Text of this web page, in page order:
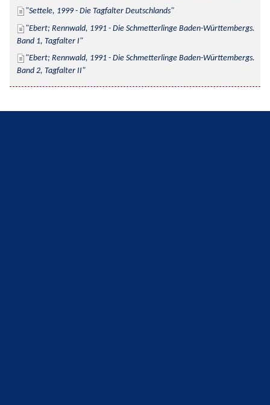
Settele, 1999 - Die Tagfalter Deutschlands
Ebert; Rennwald, 1991 - Die Schmetterlinge Baden-Württembergs.
Band 1, Tagfalter I
Ebert; Rennwald, 1991 - Die Schmetterlinge Baden-Württembergs.
Band 2, Tagfalter II